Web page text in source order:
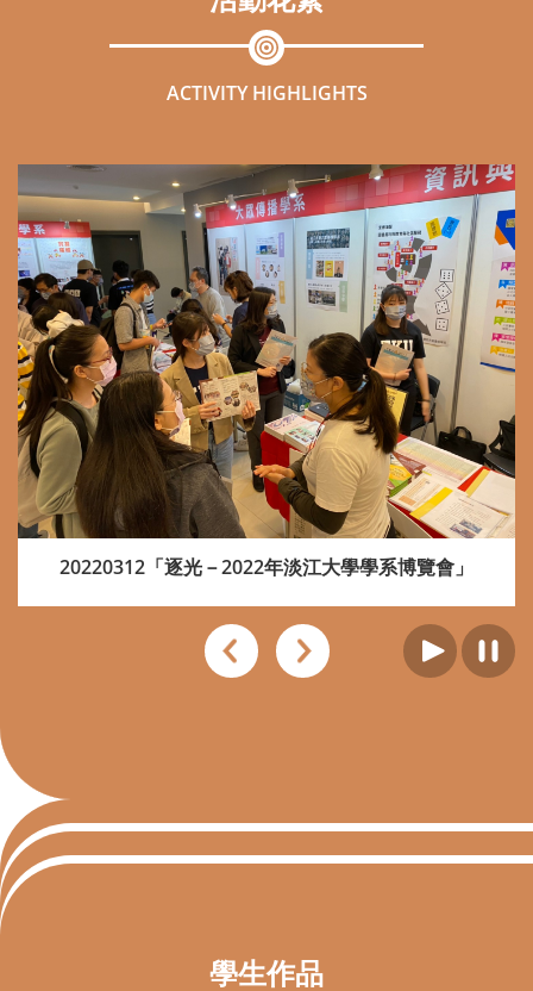
活動花絮
ACTIVITY HIGHLIGHTS
20220312「逐光－2022年淡江大學學系博覽會」